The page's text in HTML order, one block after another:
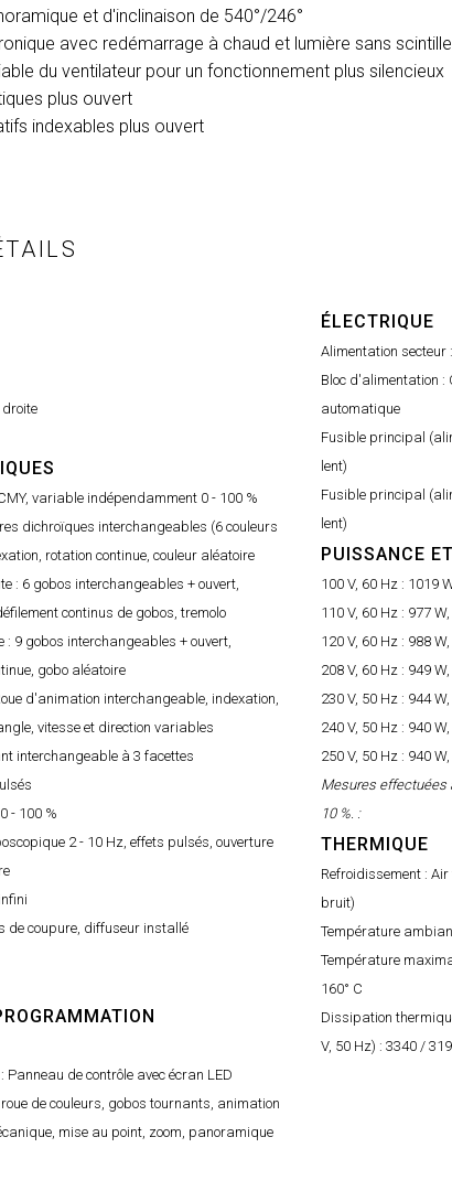
et d'inclinaison de 540°/246°
avec redémarrage à chaud et lumière sans
du ventilateur pour un fonctionnement plus silencieux
plus ouvert
indexables plus ouvert
droite
variable indépendamment 0 - 100 %
dichroïques interchangeables (6 couleurs
rotation continue, couleur aléatoire
: 6 gobos interchangeables + ouvert,
continus de gobos, tremolo
: 9 gobos interchangeables + ouvert,
gobo aléatoire
d'animation interchangeable, indexation,
vitesse et direction variables
interchangeable à 3 facettes
0 - 100 %
2 - 10 Hz, effets pulsés, ouverture
de coupure, diffuseur installé
Panneau de contrôle avec écran LED
roue de couleurs, gobos tournants, animation
mise au point, zoom, panoramique
ÉLECTRIQUE
Alimentation secteur :
Bloc d'alimentation :
automatique
Fusible principal
lent)
Fusible principal
lent)
PUISSANCE
100 V, 60 Hz : 1019
110 V, 60 Hz : 977
120 V, 60 Hz : 988
208 V, 60 Hz : 949
230 V, 50 Hz : 944
240 V, 50 Hz : 940
250 V, 50 Hz : 940
Mesures effectuées
10 %. :
THERMIQUE
Refroidissement : Air
bruit)
Température
Température
160° C
Dissipation
V, 50 Hz) : 3340 /